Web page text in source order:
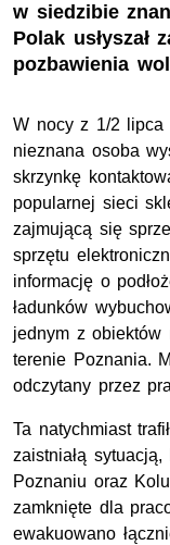
w siedzibie
Polak usłyszał
pozbawienia
W nocy z 1/2 lipca
nieznana osoba
skrzynkę
popularnej sieci
zajmującą się
sprzętu
informację o
ładunków
jednym z obiektów
terenie Poznania.
odczytany przez
Ta natychmiast
zaistniałą
Poznaniu oraz
zamknięte dla
ewakuowano